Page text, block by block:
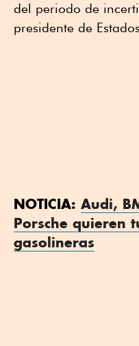
del periodo de
presidente de
NOTICIA: Audi,
Porsche quieren
gasolineras